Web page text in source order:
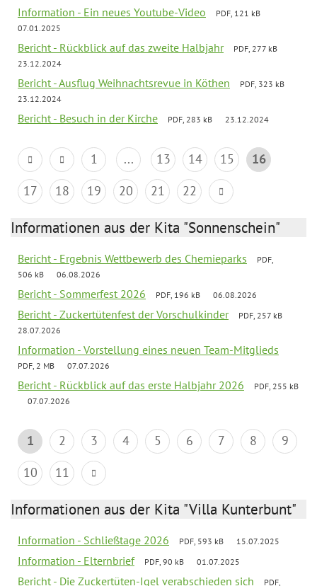
Information - Ein neues Youtube-Video
PDF, 121 kB
07.01.2025
Bericht - Rückblick auf das zweite Halbjahr
PDF, 277 kB
23.12.2024
Bericht - Ausflug Weihnachtsrevue in Köthen
PDF, 323 kB
23.12.2024
Bericht - Besuch in der Kirche PDF, 283 kB 23.12.2024
1 ... 13 14 15
16
17
18 19 20 21 22
Informationen aus der Kita "Sonnenschein"
Bericht - Ergebnis Wettbewerb des Chemieparks
PDF,
506 kB
06.08.2026
Bericht - Sommerfest 2026 PDF, 196 kB 06.08.2026
Bericht - Zuckertütenfest der Vorschulkinder
PDF, 257 kB
28.07.2026
Information - Vorstellung eines neuen Team-Mitglieds
PDF, 2 MB 07.07.2026
Bericht - Rückblick auf das erste Halbjahr 2026
PDF, 255 kB
07.07.2026
1 2 3 4 5 6 7 8
9
10
11
Informationen aus der Kita "Villa Kunterbunt"
Information - Schließtage 2026 PDF, 593 kB 15.07.2025
Information - Elternbrief PDF, 90 kB 01.07.2025
Bericht - Die Zuckertüten-Igel verabschieden sich PDF,